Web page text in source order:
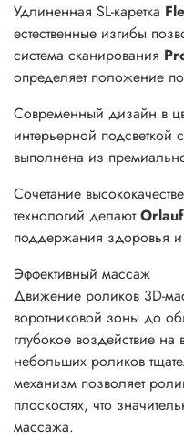
Удлиненная SL-каретка
естественные изгибы
система сканирования
определяет положение
Современный дизайн в
интерьерной подсветкой
выполнена из
Сочетание
технологий делают
поддержания здоровья и
Эффективный массаж
Движение роликов 3D-
воротниковой зоны до
глубокое воздействие
небольших роликов
механизм позволяет
плоскостях, что
массажа.